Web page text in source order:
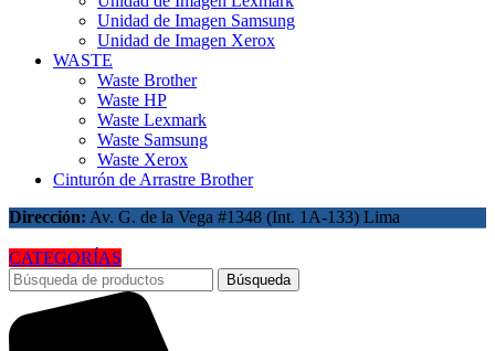
Unidad de Imagen Samsung
Unidad de Imagen Xerox
WASTE
Waste Brother
Waste HP
Waste Lexmark
Waste Samsung
Waste Xerox
Cinturón de Arrastre Brother
Dirección: Av. G. de la Vega #1348 (Int. 1A-133) Lima
CATEGORÍAS
Búsqueda